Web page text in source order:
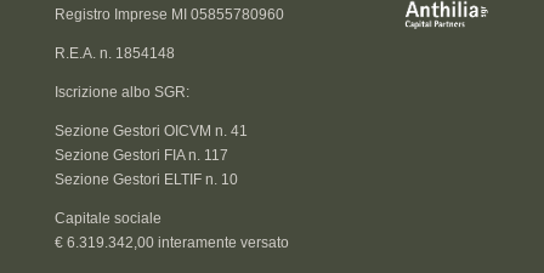
Registro Imprese MI 05855780960
R.E.A. n. 1854148
Iscrizione albo SGR:
Sezione Gestori OICVM n. 41
Sezione Gestori FIA n. 117
Sezione Gestori ELTIF n. 10
Capitale sociale
€ 6.319.342,00 interamente versato